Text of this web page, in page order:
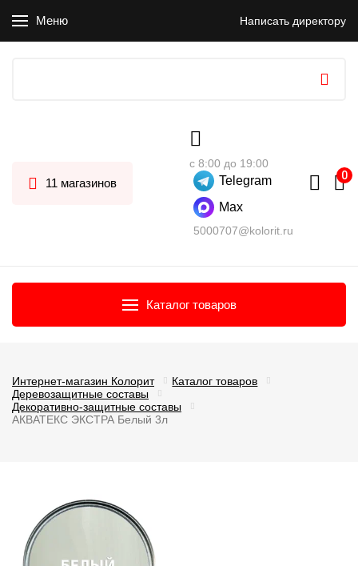
Меню Написать директору
11 магазинов
с 8:00 до 19:00
Telegram
Max
5000707@kolorit.ru
Каталог товаров
Интернет-магазин Колорит
Каталог товаров
Деревозащитные составы
Декоративно-защитные составы
АКВАТЕКС ЭКСТРА Белый 3л